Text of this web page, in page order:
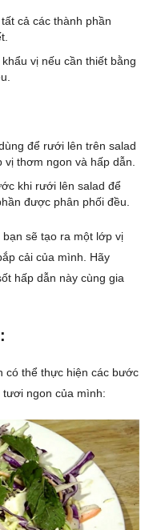
cả các thành phần
vị nếu cần thiết bằng
để rưới lên trên salad
thơm ngon và hấp dẫn.
khi rưới lên salad để
được phân phối đều.
sẽ tạo ra một lớp vị
cải của mình. Hãy
hấp dẫn này cùng gia
có thể thực hiện các bước
ngon của mình: